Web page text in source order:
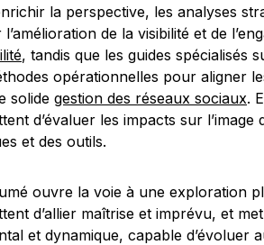
la perspective, les analyses
l’amélioration de la visibilité et de
, tandis que les guides spécialisés
opérationnelles pour aligner
solide gestion des réseaux sociaux.
d’évaluer les impacts sur
et des outils.
ouvre la voie à une exploration
d’allier maîtrise et imprévu, et
et dynamique, capable d’évoluer